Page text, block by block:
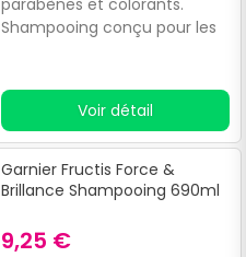
Shampooing conçu pour les
profondeur le cuir chevelu.
Voir détail
Garnier Fructis Force &
Brillance Shampooing 690ml
9,25 €